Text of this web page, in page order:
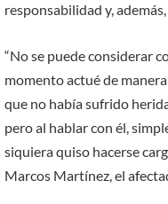
responsabilidad y,
“No se puede considerar
momento actué de
que no había sufrido
pero al hablar con él,
siquiera quiso hacerse
Marcos Martínez, el